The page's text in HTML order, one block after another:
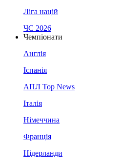
Ліга націй
ЧС 2026
Чемпіонати
Англія
Іспанія
АПЛ Top News
Італія
Німеччина
Франція
Нідерланди